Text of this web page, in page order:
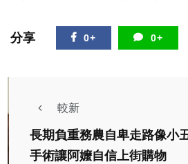
分享 0+ 0+
較新
長期負重務農自卑走路像小
手術讓阿嬤自信上街購物